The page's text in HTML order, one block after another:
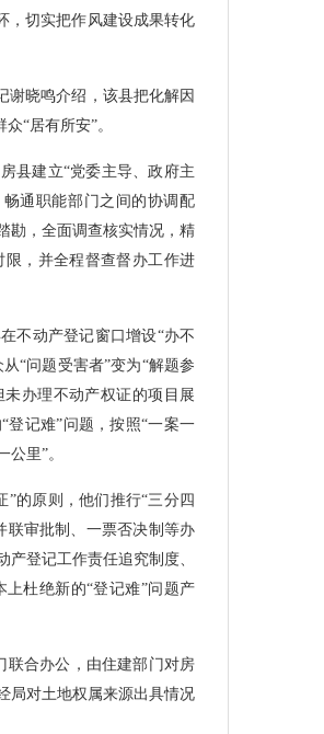
，切实把作风建设成果转化
谢晓鸣介绍，该县把化解因
“居有所安”。
县建立“党委主导、政府主
通职能部门之间的协调配
勘，全面调查核实情况，精
，并全程督查督办工作进
不动产登记窗口增设“办不
“问题受害者”变为“解题参
未办理不动产权证的项目展
登记难”问题，按照“一案一
里”。
的原则，他们推行“三分四
联审批制、一票否决制等办
登记工作责任追究制度、
杜绝新的“登记难”问题产
联合办公，由住建部门对房
局对土地权属来源出具情况